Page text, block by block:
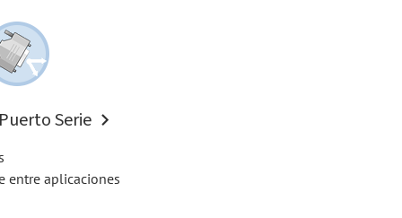
Serie
entre aplicaciones